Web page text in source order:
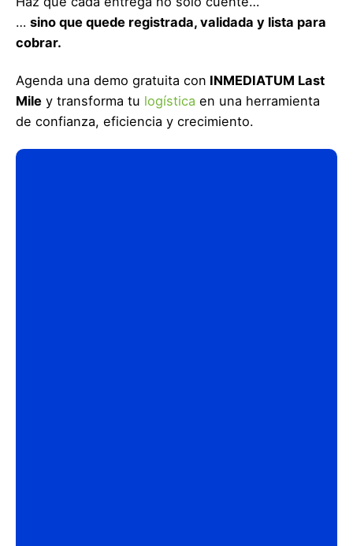
… sino que quede registrada, validada y lista para
cobrar.
Agenda una demo gratuita con INMEDIATUM Last
Mile y transforma tu logística en una herramienta
de confianza, eficiencia y crecimiento.